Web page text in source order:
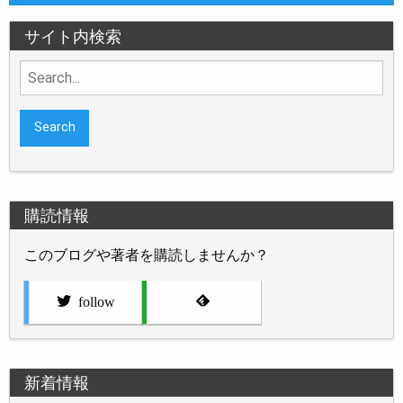
サイト内検索
Search
for:
購読情報
このブログや著者を購読しませんか？
follow
新着情報